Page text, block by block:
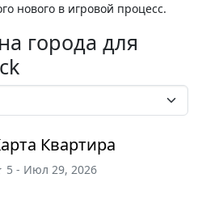
нового в игровой процесс.
города для
Квартира
5 - Июл 29, 2026